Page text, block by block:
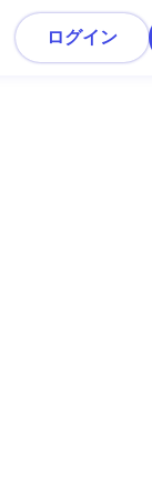
ログイン